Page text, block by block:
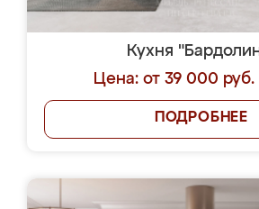
Кухня
Цена: от 39 000 руб.
ПОДРОБНЕЕ